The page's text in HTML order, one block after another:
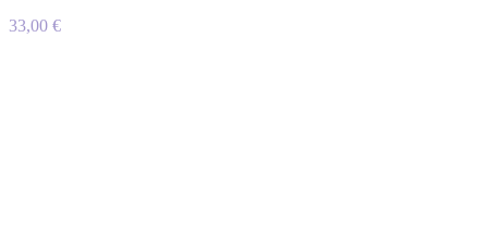
33,00 €